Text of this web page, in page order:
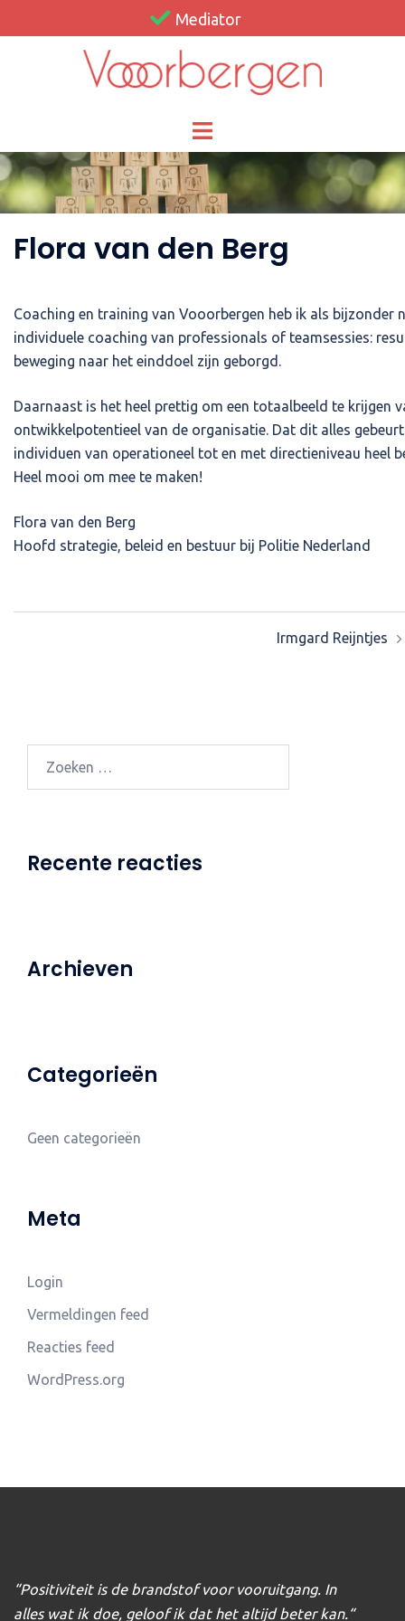
naar
Mediator
Flora van den Berg
Coaching en training van Vooorbergen heb ik als bijzonder
individuele coaching van professionals of teamsessies:
beweging naar het einddoel zijn geborgd.
Daarnaast is het heel prettig om een totaalbeeld te krijgen
ontwikkelpotentieel van de organisatie. Dat dit alles
individuen van operationeel tot en met directieniveau heel
Heel mooi om mee te maken!
Flora van den Berg
Hoofd strategie, beleid en bestuur bij Politie Nederland
Irmgard Reijntjes
Recente reacties
Archieven
Categorieën
Geen categorieën
Meta
Login
Vermeldingen feed
Reacties feed
WordPress.org
“Positiviteit is de brandstof voor vooruitgang. In
alles wat ik doe, geloof ik dat het altijd beter kan.“